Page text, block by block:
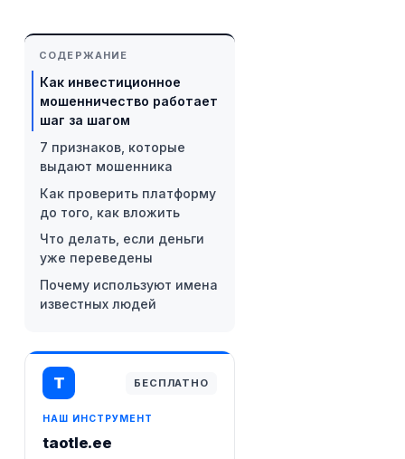
СОДЕРЖАНИЕ
Как инвестиционное
мошенничество работает
шаг за шагом
7 признаков, которые
выдают мошенника
Как проверить платформу
до того, как вложить
Что делать, если деньги
уже переведены
Почему используют имена
известных людей
T БЕСПЛАТНО
НАШ ИНСТРУМЕНТ
taotle.ee